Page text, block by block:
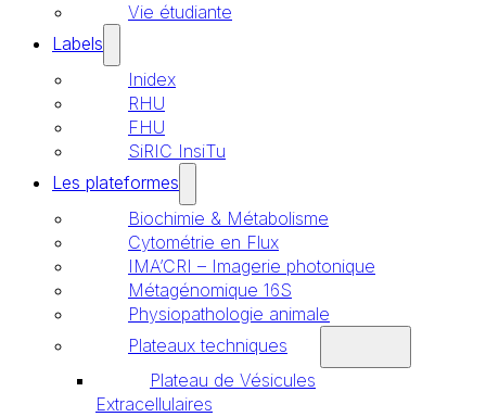
Vie étudiante
Labels
Inidex
RHU
FHU
SiRIC InsiTu
Les plateformes
Biochimie & Métabolisme
Cytométrie en Flux
IMA’CRI – Imagerie photonique
Métagénomique 16S
Physiopathologie animale
Plateaux techniques
Plateau de Vésicules
Extracellulaires